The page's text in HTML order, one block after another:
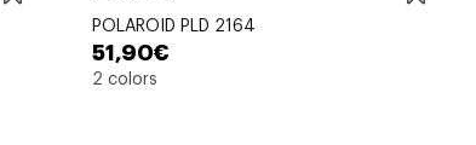
POLAROID PLD 2164
51,90€
2 colors